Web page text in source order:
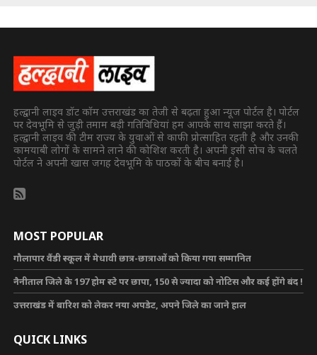
हल्द्वानी लाइव डॉट कॉम उत्तराखंड का तेजी से बढ़ता हुआ न्यूज पोर्टल है। पोर्टल
पर देवभूमि से जुड़ी तमाम बड़ी गतिविधियां हम आपके साथ साझा करते हैं।
हल्द्वानी लाइव की टीम राज्य के युवाओं से काफी प्रोत्साहित रहती है और उनकी
कामयाबी लोगों के सामने लाने की कोशिश करती है। अपनी इसी सोच के चलते
पोर्टल ने अपनी खास जगह देवभूमि के पाठकों के बीच बनाई है।
MOST POPULAR
गौलापार वैंडी स्कूल में मेधावी छात्र-छात्राओं को किया गया सम्मानित
नैनीताल जिले के 197 होम स्टे पर छापा, 150 से ज्यादा को नोटिस और कई होंगे बंद !
उत्तराखंड में बारिश को लेकर नया अपडेट, अपने जिले का जाने हाल
QUICK LINKS